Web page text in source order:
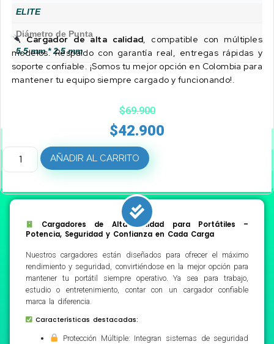
ELITE
Diámetro de Punta
5.5 mm * 2.5 mm
Cargador de alta calidad, compatible con múltiples
modelos. Respaldo con garantía real, entregas rápidas y
soporte confiable. ¡Somos tu mejor opción en Colombia para
mantener tu equipo siempre cargado y funcionando!.
$69.900
$42.900
AÑADIR AL CARRITO
Cargadores de Alta Calidad para Portátiles –
Potencia, Seguridad y Confianza en Cada Carga
Nuestros cargadores están diseñados para ofrecer el máximo
rendimiento y seguridad, convirtiéndose en la mejor opción para
mantener tu portátil siempre operativo. Ya sea para trabajo,
estudio o entretenimiento, contar con un cargador confiable
marca la diferencia.
Características destacadas:
Protección Múltiple: Integran sistemas de seguridad